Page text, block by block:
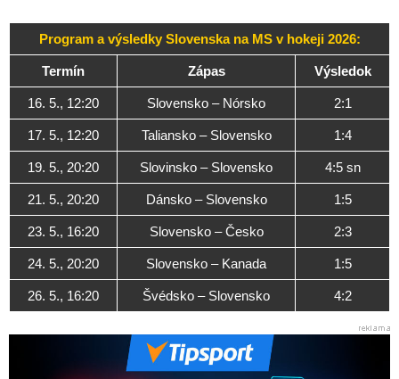
Program a výsledky Slovenska na MS v hokeji 2026:
Termín Zápas Výsledok
16. 5., 12:20 Slovensko – Nórsko 2:1
17. 5., 12:20 Taliansko – Slovensko 1:4
19. 5., 20:20 Slovinsko – Slovensko 4:5 sn
21. 5., 20:20 Dánsko – Slovensko 1:5
23. 5., 16:20 Slovensko – Česko 2:3
24. 5., 20:20 Slovensko – Kanada 1:5
26. 5., 16:20 Švédsko – Slovensko 4:2